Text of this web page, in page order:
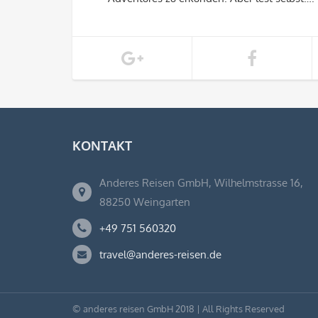
KONTAKT
Anderes Reisen GmbH, Wilhelmstrasse 16,
88250 Weingarten
+49 751 560320
travel@anderes-reisen.de
© anderes reisen GmbH 2018 | All Rights Reserved